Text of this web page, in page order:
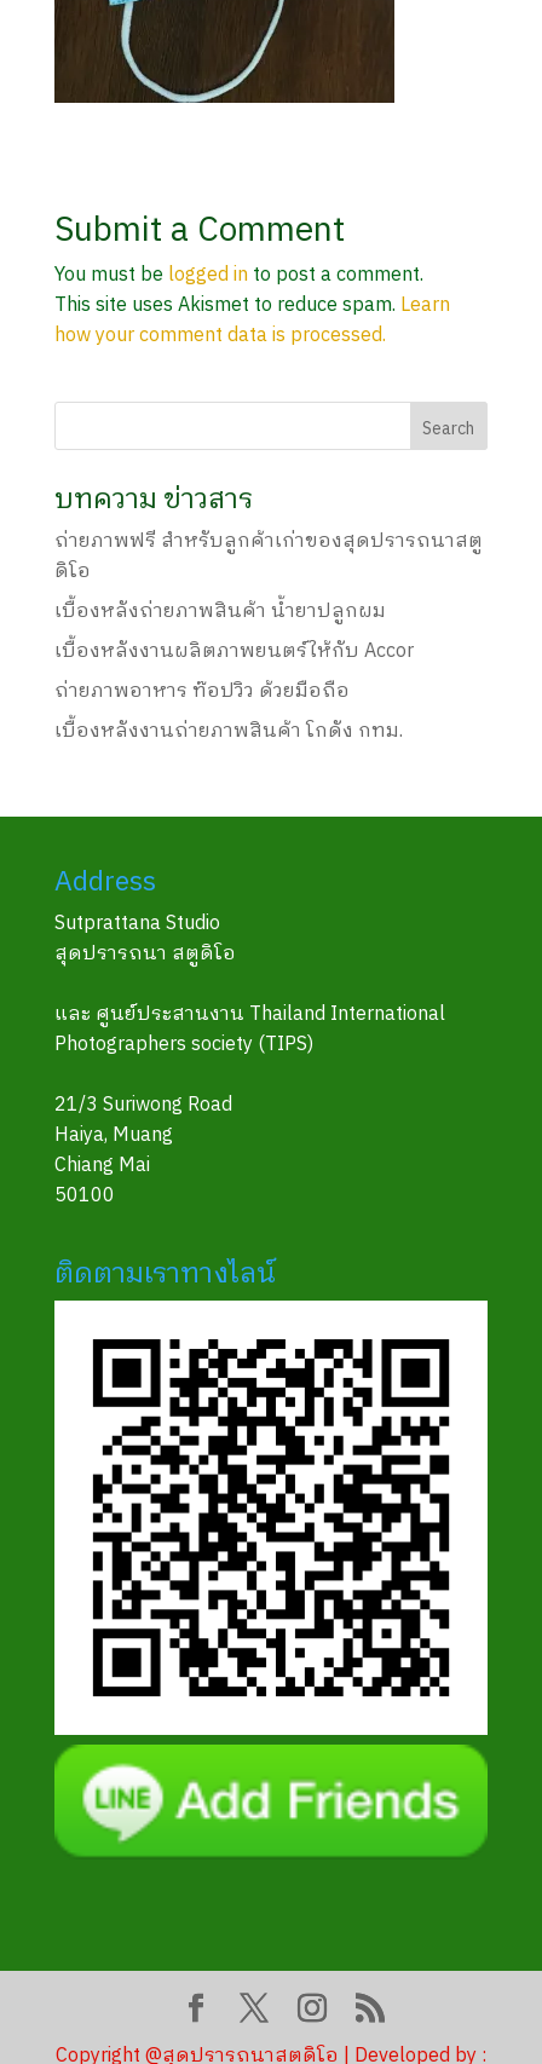
Submit a Comment
You must be logged into post a comment.
This site uses Akismet to reduce spam. Learn
how your comment data is processed.
บทความ ข่าวสาร
ถ่ายภาพฟรี สำหรับลูกค้าเก่าของสุดปรารถนาสตู
ดิโอ
เบื้องหลังถ่ายภาพสินค้า น้ำยาปลูกผม
เบื้องหลังงานผลิตภาพยนตร์ให้กับ Accor
ถ่ายภาพอาหาร ท๊อปวิว ด้วยมือถือ
เบื้องหลังงานถ่ายภาพสินค้า โกดัง กทม.
Address
Sutprattana Studio
สุดปรารถนา สตูดิโอ
และ ศูนย์ประสานงาน Thailand International
Photographers society (TIPS)
21/3 Suriwong Road
Haiya, Muang
Chiang Mai
50100
ติดตามเราทางไลน์
Copyright @สุดปรารถนาสตูดิโอ | Developed by :